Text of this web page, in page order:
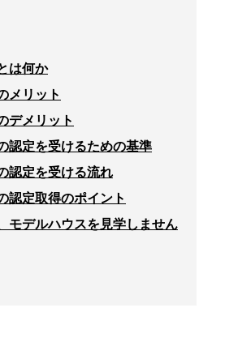
は何か
メリット
デメリット
認定を受けるための基準
認定を受ける流れ
認定取得のポイント
モデルハウスを見学しません